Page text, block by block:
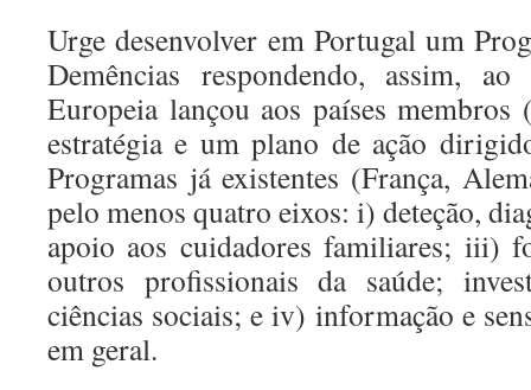
Urge desenvolver em Portugal um
Demências respondendo, assim,
Europeia lançou aos países
estratégia e um plano de ação
Programas já existentes (França,
pelo menos quatro eixos: i) deteção,
apoio aos cuidadores familiares; iii)
outros profissionais da saúde;
ciências sociais; e iv) informação e
em geral.